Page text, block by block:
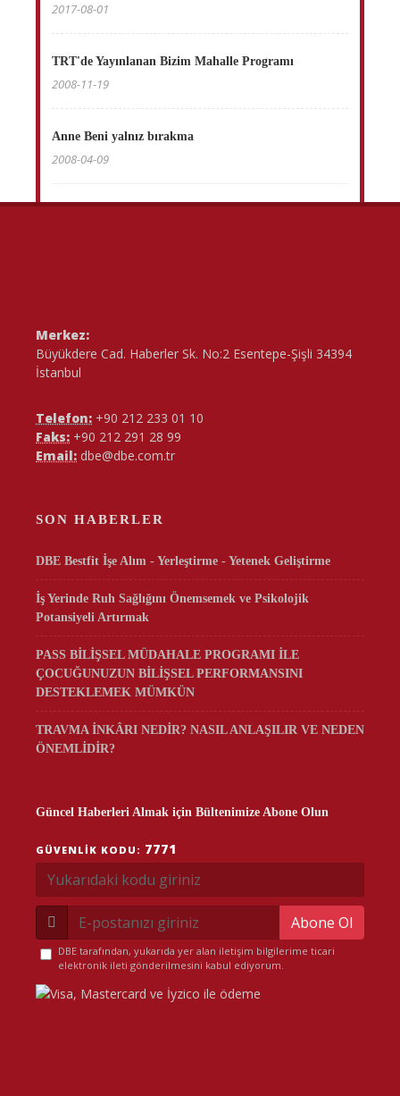
2017-08-01
TRT'de Yayınlanan Bizim Mahalle Programı
2008-11-19
Anne Beni yalnız bırakma
2008-04-09
Merkez:
Büyükdere Cad. Haberler Sk. No:2 Esentepe-Şişli 34394
İstanbul
Telefon: +90 212 233 01 10
Faks: +90 212 291 28 99
Email: dbe@dbe.com.tr
SON HABERLER
DBE Bestfit İşe Alım - Yerleştirme - Yetenek Geliştirme
İş Yerinde Ruh Sağlığını Önemsemek ve Psikolojik
Potansiyeli Artırmak
PASS BİLİŞSEL MÜDAHALE PROGRAMI İLE
ÇOCUĞUNUZUN BİLİŞSEL PERFORMANSINI
DESTEKLEMEK MÜMKÜN
TRAVMA İNKÂRI NEDİR? NASIL ANLAŞILIR VE NEDEN
ÖNEMLİDİR?
Güncel Haberleri Almak için Bültenimize Abone Olun
GÜVENLIK KODU: 7771
Abone Ol
DBE tarafından, yukarıda yer alan iletişim bilgilerime ticari
elektronik ileti gönderilmesini kabul ediyorum.